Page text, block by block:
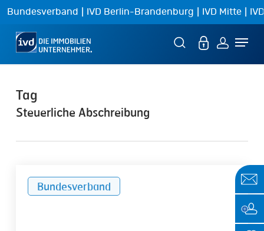
Skip
main
Bundesverband | IVD Berlin-Brandenburg | IVD Mitte |
Tag
Steuerliche Abschreibung
Bundesverband